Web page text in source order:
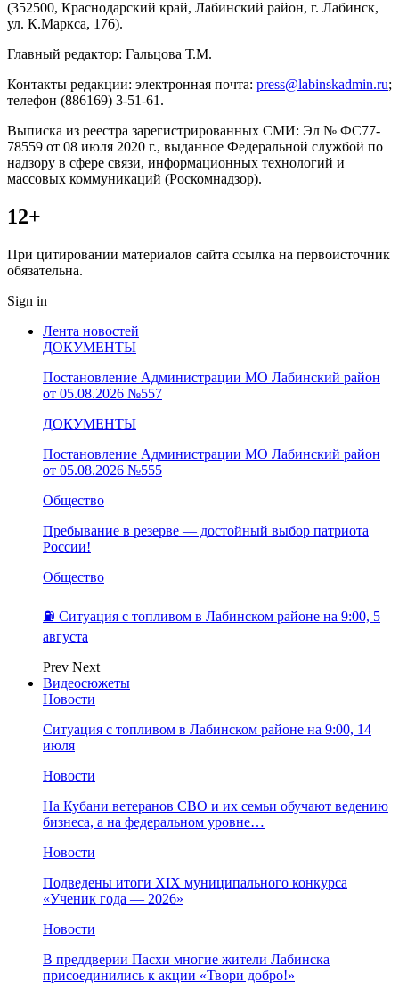
(352500, Краснодарский край, Лабинский район, г. Лабинск,
ул. К.Маркса, 176).
Главный редактор: Гальцова Т.М.
Контакты редакции: электронная почта: press@labinskadmin.ru;
телефон (886169) 3-51-61.
Выписка из реестра зарегистрированных СМИ: Эл № ФС77-
78559 от 08 июля 2020 г., выданное Федеральной службой по
надзору в сфере связи, информационных технологий и
массовых коммуникаций (Роскомнадзор).
12+
При цитировании материалов сайта ссылка на первоисточник
обязательна.
Sign in
Лента новостей
ДОКУМЕНТЫ
Постановление Администрации МО Лабинский район
от 05.08.2026 №557
ДОКУМЕНТЫ
Постановление Администрации МО Лабинский район
от 05.08.2026 №555
Общество
Пребывание в резерве — достойный выбор патриота
России!
Общество
⛽️ Ситуация с топливом в Лабинском районе на 9:00, 5
августа
Prev Next
Видеосюжеты
Новости
Ситуация с топливом в Лабинском районе на 9:00, 14
июля
Новости
На Кубани ветеранов СВО и их семьи обучают ведению
бизнеса, а на федеральном уровне…
Новости
Подведены итоги XIX муниципального конкурса
«Ученик года — 2026»
Новости
В преддверии Пасхи многие жители Лабинска
присоединились к акции «Твори добро!»